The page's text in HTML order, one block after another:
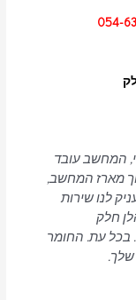
המחשב עובד
מארז המחשב,
לנו שירות
חלק
בכל עת. החומר
שלך.